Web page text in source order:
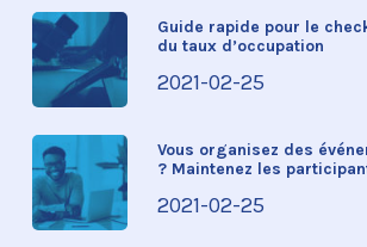
Guide rapide pour le
du taux d’occupation
2021-02-25
Vous organisez des
? Maintenez les
2021-02-25